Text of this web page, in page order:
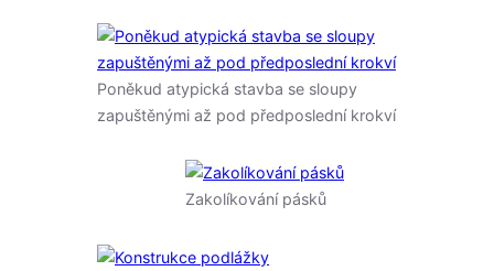
Poněkud atypická stavba se sloupy
zapuštěnými až pod předposlední krokví
Zakolíkování pásků